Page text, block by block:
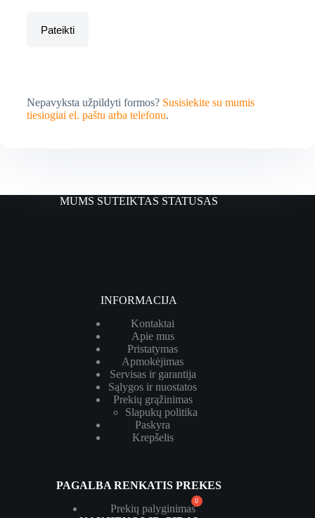
Pateikti
Nepavyksta užpildyti formos? Susisiekite su mumis
tiesiogiai el. paštu arba telefonu.
MUMS SUTEIKTAS STATUSAS
INFORMACIJA
Kontaktai
Apie mus
Pristatymas
Apmokėjimas
Servisas ir garantija
Sąlygos ir nuostatos
Prekių grąžinimas
Slapukų politika
Paskyra
Krepšelis
PAGALBA RENKATIS PREKES
Prekių palyginimas